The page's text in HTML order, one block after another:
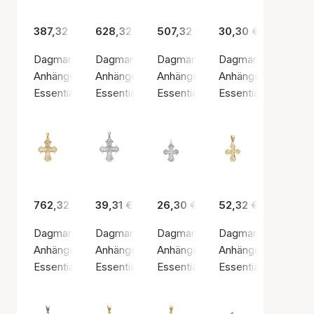
387,32 €
Dagmarkors Pendant, 17 x 20.5 mm, 8kt
Anhänger, Goldfarben / Gold
Essentials by Aagaard
628,32 €
Dagmarkors Pendant, 21.5 x 25 mm, 14kt
Anhänger, Goldfarben / Gold
Essentials by Aagaard
507,32 €
Dagmarkors Pendant, 21.5 x 25
Anhänger, Goldfarben / Gold
Essentials by Aagaard
30,30 €
Dagmarkors
Anhänger,
Essentials by
762,32 €
Dagmarkors Pendant, Lord's Prayer, 18.5 x 21 mm, 14kt
Anhänger, Goldfarben / Gold
Essentials by Aagaard
39,31 €
Dagmarkors Pendant, Lord's Prayer, 19 x 23
Anhänger, Silberfarbe / Rhodiniertes
Essentials by Aagaard
26,30 €
Dagmarkors Pendant, Patz Bail,
Anhänger, Silberfarbe / Sterling
Essentials by Aagaard
52,32 €
Dagmarkors
Anhänger,
Essentials by